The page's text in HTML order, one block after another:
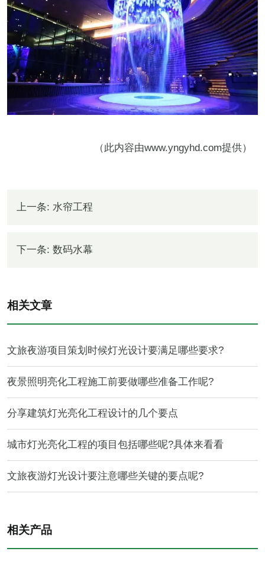
（此内容由www.yngyhd.com提供）
上一条: 水帘工程
下一条: 数码水幕
相关文章
文旅夜游项目策划时候灯光设计要满足哪些要求?
夜景照明亮化工程施工前要做哪些准备工作呢?
分享建筑灯光亮化工程设计的几个要点
城市灯光亮化工程的项目包括哪些呢?具体来看看
文旅夜游灯光设计要注意哪些关键的要点呢?
相关产品